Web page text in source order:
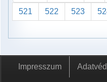
521 522 523
Impresszum